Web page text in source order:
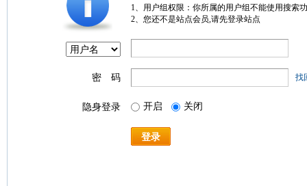
1、用户组权限：你所属的用户组不能使用搜索
2、您还不是站点会员,请先登录站点
密 码 找
隐身登录 开启 关闭
登录